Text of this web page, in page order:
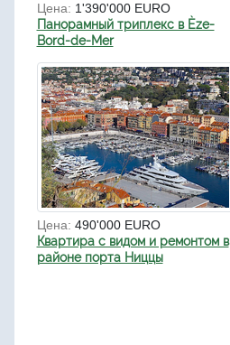
Цена: 1'390'000 EURO
Панорамный триплекс в Èze-
Bord-de-Mer
Цена: 490'000 EURO
Квартира с видом и ремонтом в
районе порта Ниццы